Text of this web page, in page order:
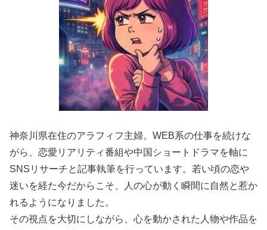
神奈川県在住のアラフィフ主婦。WEB系の仕事を続けな
がら、恋愛リアリティ番組や中国ショートドラマを軸に
SNSリサーチと記事執筆を行っています。若い頃の恋や
迷いを経た今だからこそ、人の心が動く瞬間に自然と惹か
れるようになりました。
その視点を大切にしながら、心を動かされた人物や作品を